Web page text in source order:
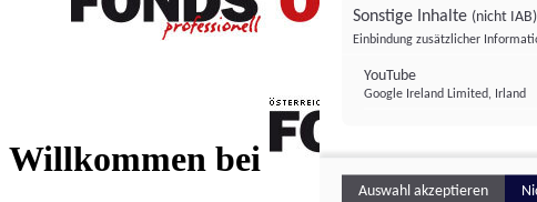
Willkommen bei
FONDS
Sonstige Inhalte (nicht IAB)
Einbindung zusätzlicher
YouTube
Google Ireland Limited, Irland
Auswahl akzeptieren